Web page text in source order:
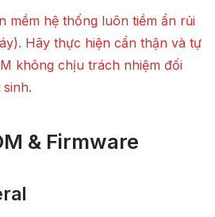
mềm hệ thống luôn tiềm ẩn rủi
Hãy thực hiện cẩn thận và tự
không chịu trách nhiệm đối
& Firmware